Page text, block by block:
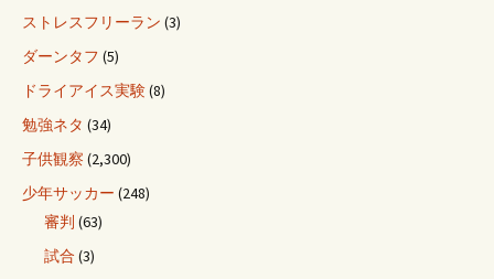
ストレスフリーラン (3)
ダーンタフ (5)
ドライアイス実験(8)
勉強ネタ (34)
子供観察 (2,300)
少年サッカー (248)
審判 (63)
試合 (3)